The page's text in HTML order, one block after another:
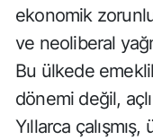
ekonomik
ve neoliberal
Bu ülkede
dönemi değil,
Yıllarca